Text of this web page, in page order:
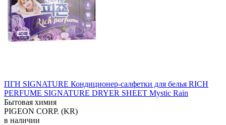
ПГН SIGNATURE Кондиционер-салфетки для белья RICH
PERFUME SIGNATURE DRYER SHEET Mystic Rain
Бытовая химия
PIGEON CORP. (KR)
в наличии